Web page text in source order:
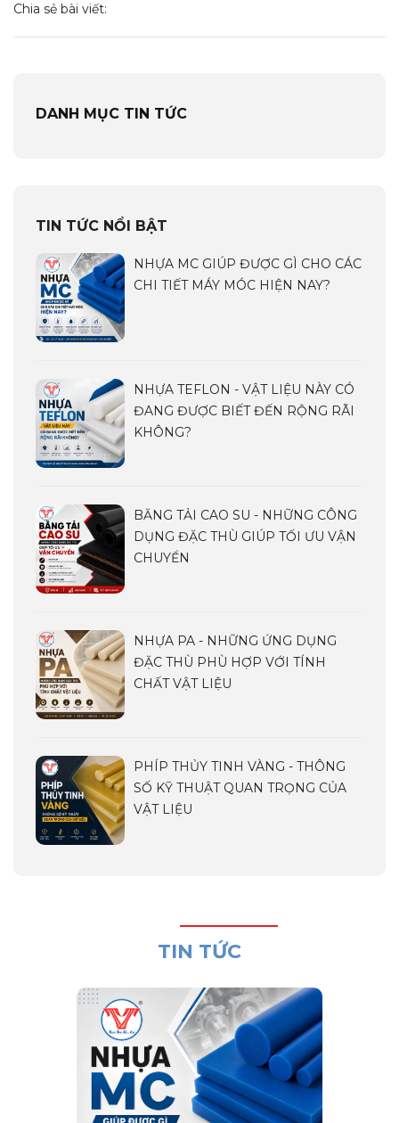
Chia sẻ bài viết:
DANH MỤC TIN TỨC
TIN TỨC NỔI BẬT
NHỰA MC GIÚP ĐƯỢC GÌ CHO CÁC
CHI TIẾT MÁY MÓC HIỆN NAY?
NHỰA TEFLON - VẬT LIỆU NÀY CÓ
ĐANG ĐƯỢC BIẾT ĐẾN RỘNG RÃI
KHÔNG?
BĂNG TẢI CAO SU - NHỮNG CÔNG
DỤNG ĐẶC THÙ GIÚP TỐI ƯU VẬN
CHUYỂN
NHỰA PA - NHỮNG ỨNG DỤNG
ĐẶC THÙ PHÙ HỢP VỚI TÍNH
CHẤT VẬT LIỆU
PHÍP THỦY TINH VÀNG - THÔNG
SỐ KỸ THUẬT QUAN TRỌNG CỦA
VẬT LIỆU
TIN TỨC